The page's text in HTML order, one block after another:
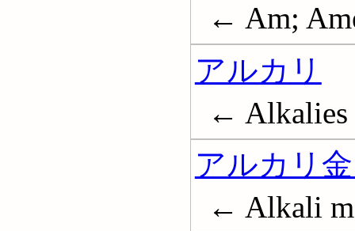
← Am;
アルカリ
← Alkalies
アルカリ
← Alkali